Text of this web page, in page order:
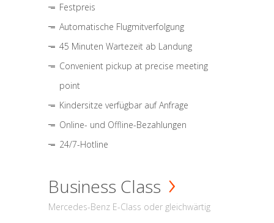
Festpreis
Automatische Flugmitverfolgung
45 Minuten Wartezeit ab Landung
Convenient pickup at precise meeting
point
Kindersitze verfügbar auf Anfrage
Online- und Offline-Bezahlungen
24/7-Hotline
Business Class
Mercedes-Benz E-Class oder gleichwärtig